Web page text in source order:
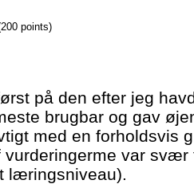
200 points)
på den efter jeg
brugbar og gav
med en forholdsvis
vurderingerme var
læringsniveau).